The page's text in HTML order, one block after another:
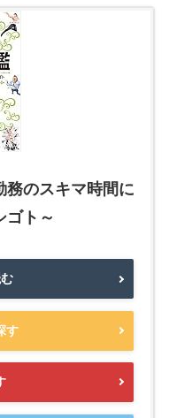
のスキマ時間に
ゴト～
す